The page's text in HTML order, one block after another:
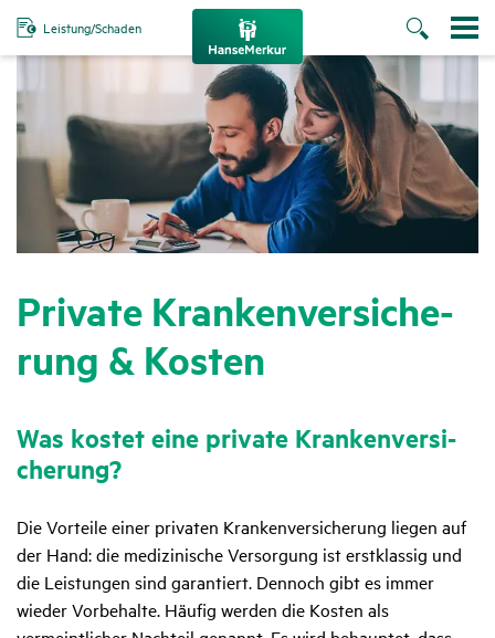
Leistung/Schaden
Private Kran­ken­ver­si­che­
rung & Kosten
Was kostet eine private Kran­ken­ver­si­
che­rung?
Die Vorteile einer privaten Krankenversicherung liegen auf
der Hand: die medizinische Versorgung ist erstklassig und
die Leistungen sind garantiert. Dennoch gibt es immer
wieder Vorbehalte. Häufig werden die Kosten als